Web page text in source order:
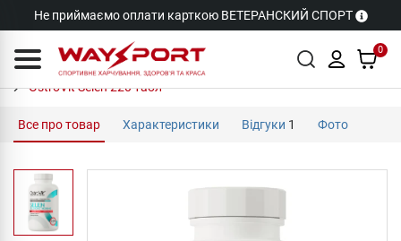
Не приймаємо оплати карткою ВЕТЕРАНСКИЙ СПОРТ
0
OstroVit Selen 220 табл
Все про товар Характеристики Відгуки 1 Фото